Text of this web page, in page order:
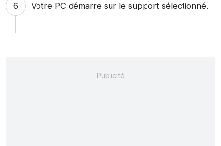
Votre PC démarre sur le support sélectionné.